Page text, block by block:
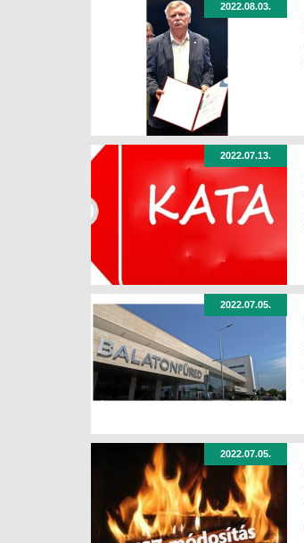
2022.08.03.
2022.07.13.
2022.07.05.
2022.07.05.